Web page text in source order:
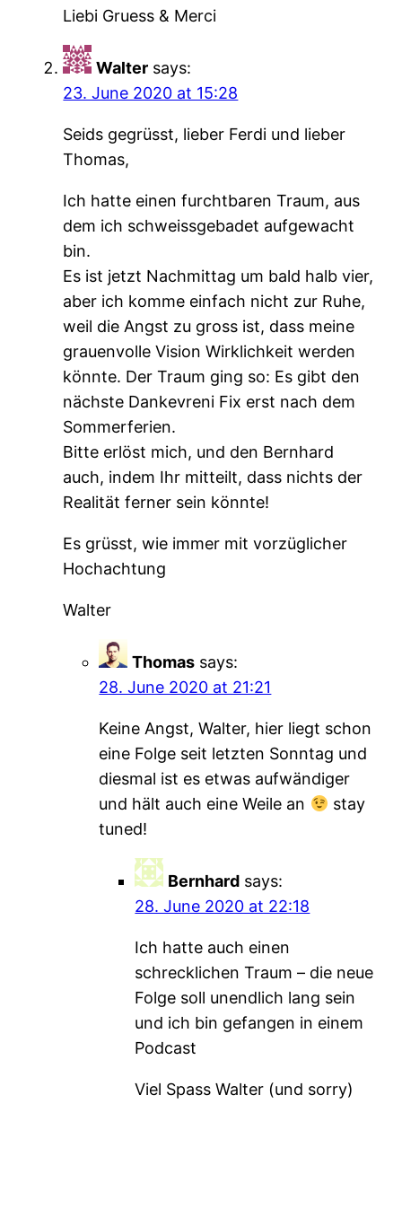
Liebi Gruess & Merci
Walter says:
23. June 2020 at 15:28
Seids gegrüsst, lieber Ferdi und lieber
Thomas,
Ich hatte einen furchtbaren Traum, aus
dem ich schweissgebadet aufgewacht
bin.
Es ist jetzt Nachmittag um bald halb vier,
aber ich komme einfach nicht zur Ruhe,
weil die Angst zu gross ist, dass meine
grauenvolle Vision Wirklichkeit werden
könnte. Der Traum ging so: Es gibt den
nächste Dankevreni Fix erst nach dem
Sommerferien.
Bitte erlöst mich, und den Bernhard
auch, indem Ihr mitteilt, dass nichts der
Realität ferner sein könnte!
Es grüsst, wie immer mit vorzüglicher
Hochachtung
Walter
Thomas says:
28. June 2020 at 21:21
Keine Angst, Walter, hier liegt schon
eine Folge seit letzten Sonntag und
diesmal ist es etwas aufwändiger
und hält auch eine Weile an
stay
tuned!
Bernhard says:
28. June 2020 at 22:18
Ich hatte auch einen
schrecklichen Traum – die neue
Folge soll unendlich lang sein
und ich bin gefangen in einem
Podcast
Viel Spass Walter (und sorry)